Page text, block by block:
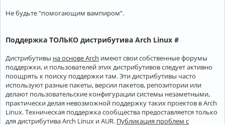
Не будьте “помогающим вампиром”.
Поддержка ТОЛЬКО дистрибутива Arch Linux #
Дистрибутивы на основе Arch имеют свои собственные форумы
поддержки, и пользователей этих дистрибутивов следует активно
поощрять к поиску поддержки там. Эти дистрибутивы часто
используют разные пакеты, версии пакетов, репозитории или
делают пользовательские конфигурации системы незаметными,
практически делая невозможной поддержку таких проектов в Arch
Linux. Техническая поддержка сообщества предоставляется только
для дистрибутива Arch Linux и AUR. Публикация проблем с